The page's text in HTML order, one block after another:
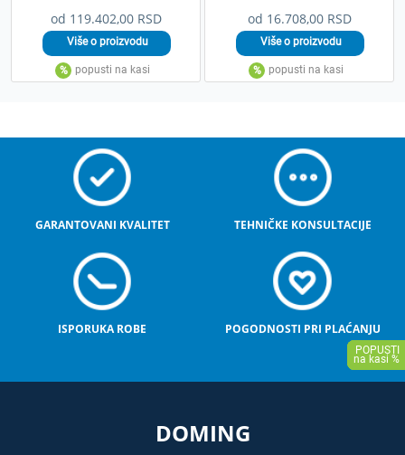
od 119.402,00 RSD od 16.708,00 RSD
GARANTOVANI KVALITET TEHNIČKE KONSULTACIJE
ISPORUKA ROBE POGODNOSTI PRI PLAĆANJU
DOMING